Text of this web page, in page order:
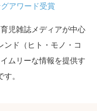
アワード受賞
児雑誌メディアが中心
ンド（ヒト・モノ・コ
ムリーな情報を提供す
。